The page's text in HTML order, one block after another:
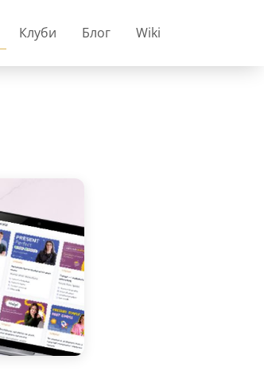
Клуби Блог Wiki